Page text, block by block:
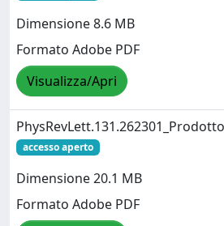
Dimensione 8.6 MB
Formato Adobe PDF
Visualizza/Apri
accesso aperto
Dimensione 20.1 MB
Formato Adobe PDF